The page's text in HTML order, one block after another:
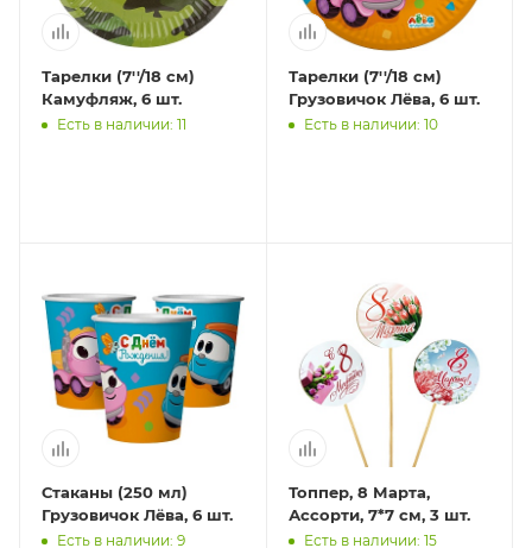
Тарелки (7''/18 см)
Камуфляж, 6 шт.
Есть в наличии: 11
Тарелки (7''/18 см)
Грузовичок Лёва, 6 шт.
Есть в наличии: 10
Стаканы (250 мл)
Грузовичок Лёва, 6 шт.
Есть в наличии: 9
Топпер, 8 Марта,
Ассорти, 7*7 см, 3 шт.
Есть в наличии: 15